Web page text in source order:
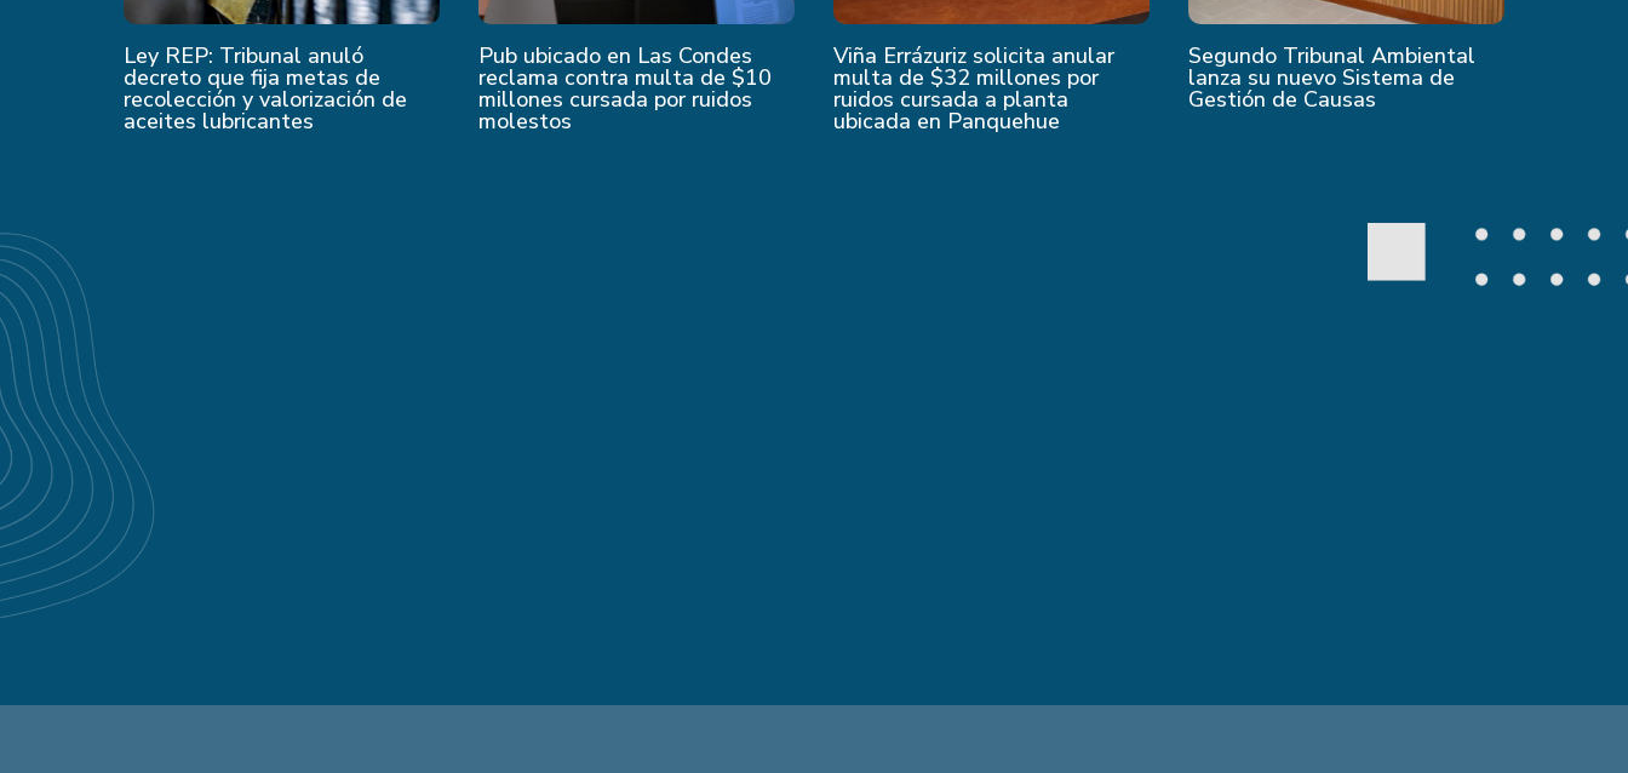
Ley REP: Tribunal anuló
decreto que fija metas de
recolección y valorización de
aceites lubricantes
Pub ubicado en Las Condes
reclama contra multa de $10
millones cursada por ruidos
molestos
Viña Errázuriz solicita anular
multa de $32 millones por
ruidos cursada a planta
ubicada en Panquehue
Segundo Tribunal Ambiental
lanza su nuevo Sistema de
Gestión de Causas